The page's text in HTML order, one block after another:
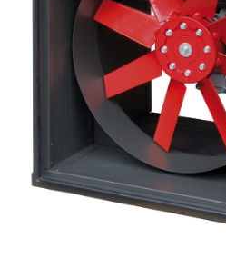
Lighting and
Equipment
Complete solutions in
material for each project